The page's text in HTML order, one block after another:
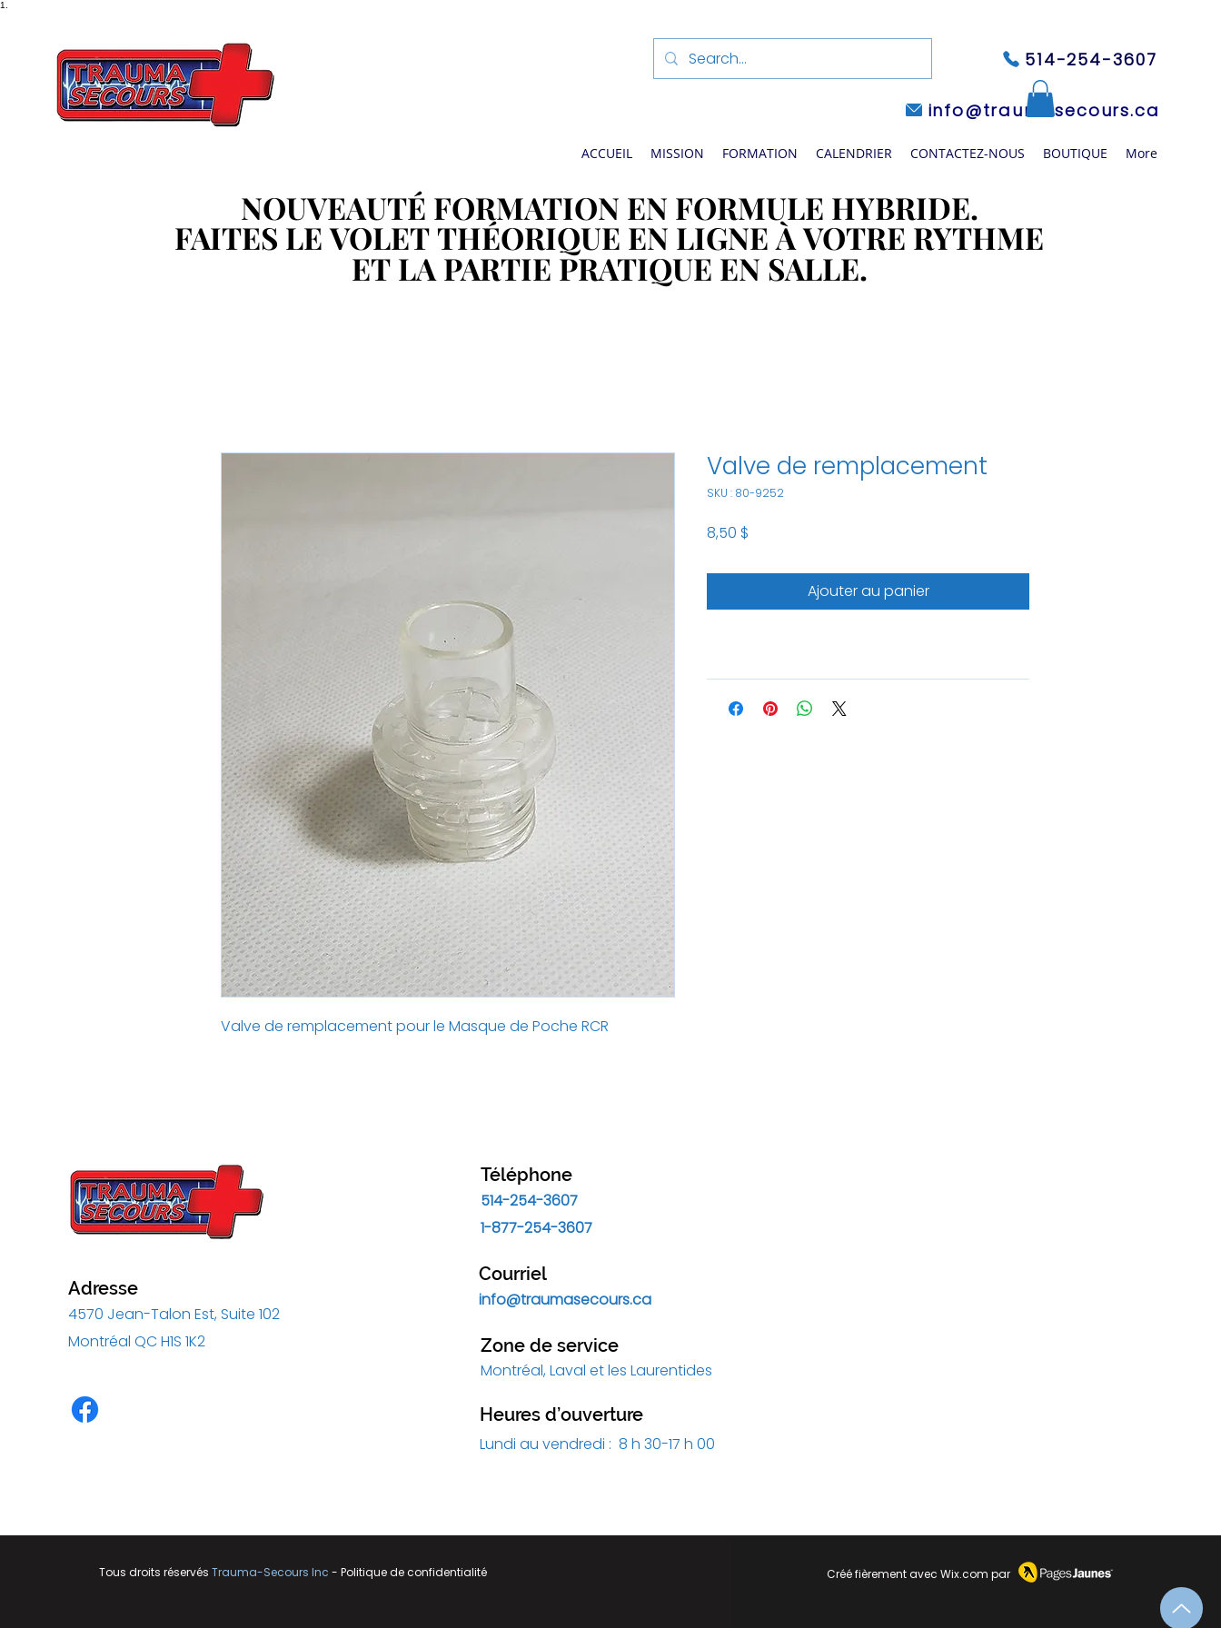
1.
514-254-3607
info@traumasecours.ca
ACCUEIL MISSION FORMATION CALENDRIER CONTACTEZ-NOUS BOUTIQUE More
NOUVEAUTÉ FORMATION EN FORMULE HYBRIDE.
FAITES LE VOLET THÉORIQUE EN LIGNE À VOTRE RYTHME
ET LA PARTIE PRATIQUE EN SALLE.
NOUVEAUTÉ FORMATION EN FORMULE HYBRIDE.
FAITES LE VOLET THÉORIQUE EN LIGNE À VOTRE RYTHME
ET LA PARTIE PRATIQUE EN SALLE.
Valve de remplacement pour le Masque de Poche RCR
Valve de remplacement
SKU : 80-9252
8,50 $
Ajouter au panier
Adresse
4570 Jean-Talon Est, Suite 102
Montréal QC H1S 1K2
Téléphone
514-254-3607
1-877-254-3607
Zone de service
Montréal, Laval et les Laurentides
Heures d’ouverture
Lundi au vendredi : 8 h 30-17 h 00
Courriel
info@traumasecours.ca
Tous droits réservésTrauma-Secours Inc -Politique de confidentialité Créé fièrement avecWix.com par